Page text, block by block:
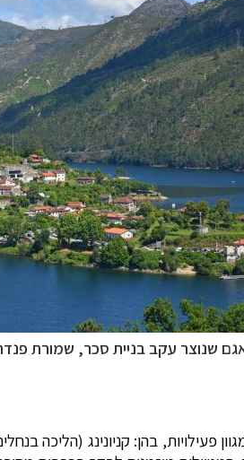
שנוצר עקב בניית סכר, שמורת
פעילויות, בהן: קניונינג (הליכה